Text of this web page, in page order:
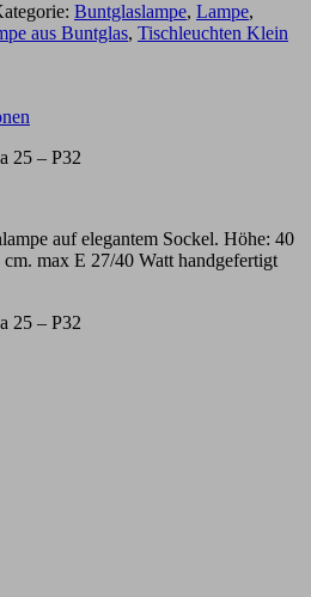
Buntglaslampe, Lampe,
aus Buntglas, Tischleuchten Klein
25 – P32
auf elegantem Sockel. Höhe: 40
max E 27/40 Watt handgefertigt
25 – P32